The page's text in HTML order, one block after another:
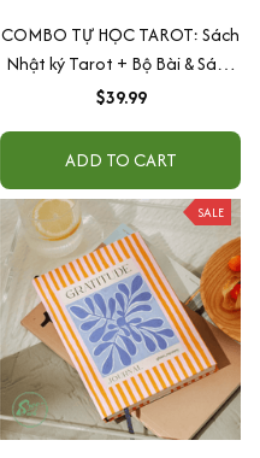
COMBO TỰ HỌC TAROT: Sách
Nhật ký Tarot + Bộ Bài & Sách
Hướng Dẫn (Tái bản 2022)
$39.99
ADD TO CART
SALE